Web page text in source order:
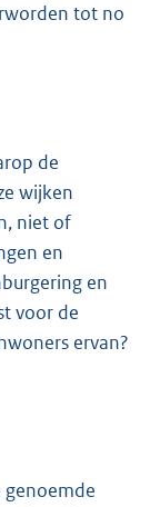
tot no
de
wijken
niet of
en
en
voor de
ervan?
genoemde